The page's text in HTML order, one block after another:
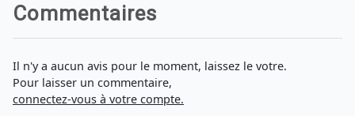
Commentaires
Il n'y a aucun avis pour le moment, laissez le votre.
Pour laisser un commentaire,
connectez-vous à votre compte.